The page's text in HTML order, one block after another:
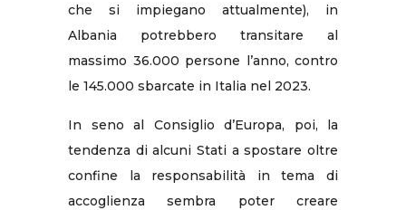
che si impiegano attualmente), in
Albania potrebbero transitare al
massimo 36.000 persone l’anno, contro
le 145.000 sbarcate in Italia nel 2023.
In seno al Consiglio d’Europa, poi, la
tendenza di alcuni Stati a spostare oltre
confine la responsabilità in tema di
accoglienza sembra poter creare